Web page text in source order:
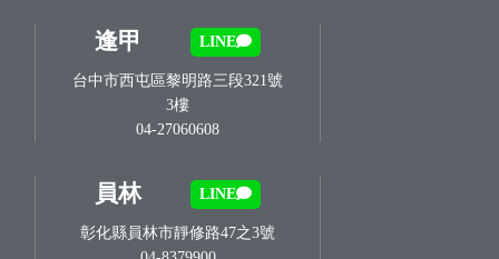
逢甲 LINE
台中市西屯區黎明路三段321號
3樓
04-27060608
員林 LINE
彰化縣員林市靜修路47之3號